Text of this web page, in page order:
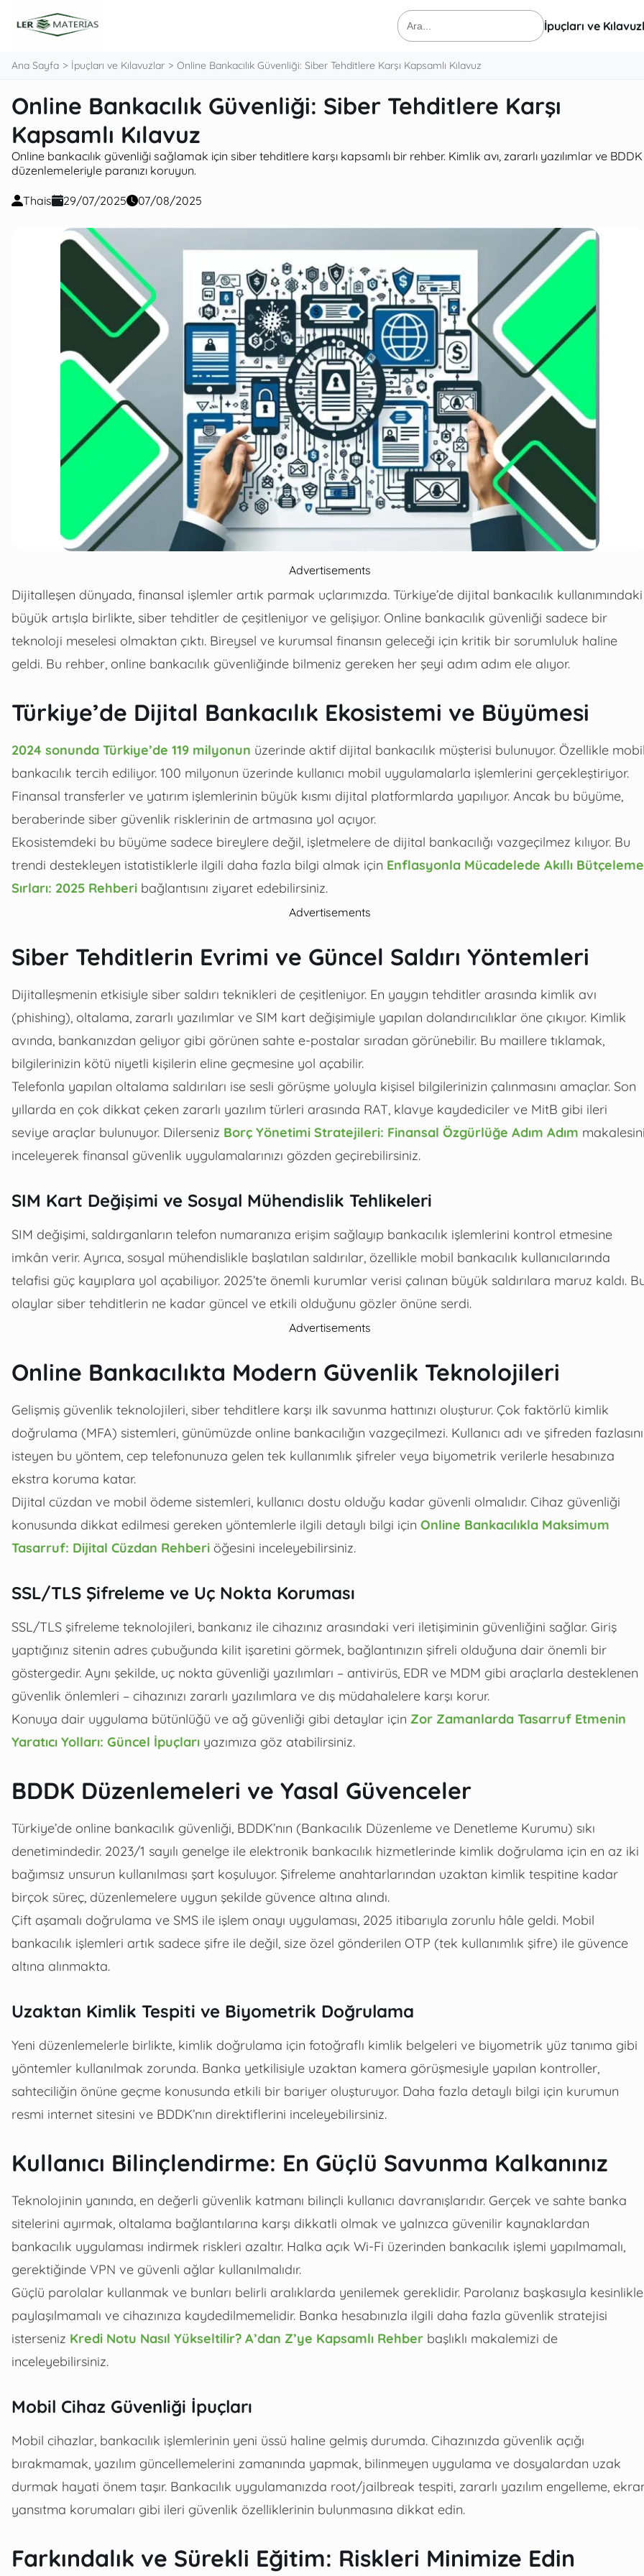
Ara: İpuçları ve
Ana Sayfa İpuçları ve Kılavuzlar Online Bankacılık Güvenliği: Siber Tehditlere Karşı Kapsamlı Kılavuz
Online Bankacılık Güvenliği: Siber Tehditlere Karşı
Kapsamlı Kılavuz
Online bankacılık güvenliği sağlamak için siber tehditlere karşı kapsamlı bir rehber. Kimlik avı, zararlı yazılımlar ve BDDK
düzenlemeleriyle paranızı koruyun.
Thais 29/07/2025 07/08/2025
Advertisements
Dijitalleşen dünyada, finansal işlemler artık parmak uçlarımızda. Türkiye’de dijital bankacılık kullanımındaki
büyük artışla birlikte, siber tehditler de çeşitleniyor ve gelişiyor. Online bankacılık güvenliği sadece bir
teknoloji meselesi olmaktan çıktı. Bireysel ve kurumsal finansın geleceği için kritik bir sorumluluk haline
geldi. Bu rehber, online bankacılık güvenliğinde bilmeniz gereken her şeyi adım adım ele alıyor.
Türkiye’de Dijital Bankacılık Ekosistemi ve Büyümesi
2024 sonunda Türkiye’de 119 milyonun üzerinde aktif dijital bankacılık müşterisi bulunuyor. Özellikle
bankacılık tercih ediliyor. 100 milyonun üzerinde kullanıcı mobil uygulamalarla işlemlerini gerçekleştiriyor.
Finansal transferler ve yatırım işlemlerinin büyük kısmı dijital platformlarda yapılıyor. Ancak bu büyüme,
beraberinde siber güvenlik risklerinin de artmasına yol açıyor.
Ekosistemdeki bu büyüme sadece bireylere değil, işletmelere de dijital bankacılığı vazgeçilmez kılıyor. Bu
trendi destekleyen istatistiklerle ilgili daha fazla bilgi almak için Enflasyonla Mücadelede Akıllı Bütçeleme
Sırları: 2025 Rehberi bağlantısını ziyaret edebilirsiniz.
Advertisements
Siber Tehditlerin Evrimi ve Güncel Saldırı Yöntemleri
Dijitalleşmenin etkisiyle siber saldırı teknikleri de çeşitleniyor. En yaygın tehditler arasında kimlik avı
(phishing), oltalama, zararlı yazılımlar ve SIM kart değişimiyle yapılan dolandırıcılıklar öne çıkıyor. Kimlik
avında, bankanızdan geliyor gibi görünen sahte e-postalar sıradan görünebilir. Bu maillere tıklamak,
bilgilerinizin kötü niyetli kişilerin eline geçmesine yol açabilir.
Telefonla yapılan oltalama saldırıları ise sesli görüşme yoluyla kişisel bilgilerinizin çalınmasını amaçlar. Son
yıllarda en çok dikkat çeken zararlı yazılım türleri arasında RAT, klavye kaydediciler ve MitB gibi ileri
seviye araçlar bulunuyor. Dilerseniz Borç Yönetimi Stratejileri: Finansal Özgürlüğe Adım Adım
inceleyerek finansal güvenlik uygulamalarınızı gözden geçirebilirsiniz.
SIM Kart Değişimi ve Sosyal Mühendislik Tehlikeleri
SIM değişimi, saldırganların telefon numaranıza erişim sağlayıp bankacılık işlemlerini kontrol etmesine
imkân verir. Ayrıca, sosyal mühendislikle başlatılan saldırılar, özellikle mobil bankacılık kullanıcılarında
telafisi güç kayıplara yol açabiliyor. 2025’te önemli kurumlar verisi çalınan büyük saldırılara maruz kaldı.
olaylar siber tehditlerin ne kadar güncel ve etkili olduğunu gözler önüne serdi.
Advertisements
Online Bankacılıkta Modern Güvenlik Teknolojileri
Gelişmiş güvenlik teknolojileri, siber tehditlere karşı ilk savunma hattınızı oluşturur. Çok faktörlü kimlik
doğrulama (MFA) sistemleri, günümüzde online bankacılığın vazgeçilmezi. Kullanıcı adı ve şifreden fazlasını
isteyen bu yöntem, cep telefonunuza gelen tek kullanımlık şifreler veya biyometrik verilerle hesabınıza
ekstra koruma katar.
Dijital cüzdan ve mobil ödeme sistemleri, kullanıcı dostu olduğu kadar güvenli olmalıdır. Cihaz güvenliği
konusunda dikkat edilmesi gereken yöntemlerle ilgili detaylı bilgi için Online Bankacılıkla Maksimum
Tasarruf: Dijital Cüzdan Rehberi öğesini inceleyebilirsiniz.
SSL/TLS Şifreleme ve Uç Nokta Koruması
SSL/TLS şifreleme teknolojileri, bankanız ile cihazınız arasındaki veri iletişiminin güvenliğini sağlar. Giriş
yaptığınız sitenin adres çubuğunda kilit işaretini görmek, bağlantınızın şifreli olduğuna dair önemli bir
göstergedir. Aynı şekilde, uç nokta güvenliği yazılımları – antivirüs, EDR ve MDM gibi araçlarla desteklenen
güvenlik önlemleri – cihazınızı zararlı yazılımlara ve dış müdahalelere karşı korur.
Konuya dair uygulama bütünlüğü ve ağ güvenliği gibi detaylar için Zor Zamanlarda Tasarruf Etmenin
Yaratıcı Yolları: Güncel İpuçları yazımıza göz atabilirsiniz.
BDDK Düzenlemeleri ve Yasal Güvenceler
Türkiye’de online bankacılık güvenliği, BDDK’nın (Bankacılık Düzenleme ve Denetleme Kurumu) sıkı
denetimindedir. 2023/1 sayılı genelge ile elektronik bankacılık hizmetlerinde kimlik doğrulama için en az iki
bağımsız unsurun kullanılması şart koşuluyor. Şifreleme anahtarlarından uzaktan kimlik tespitine kadar
birçok süreç, düzenlemelere uygun şekilde güvence altına alındı.
Çift aşamalı doğrulama ve SMS ile işlem onayı uygulaması, 2025 itibarıyla zorunlu hâle geldi. Mobil
bankacılık işlemleri artık sadece şifre ile değil, size özel gönderilen OTP (tek kullanımlık şifre) ile güvence
altına alınmakta.
Uzaktan Kimlik Tespiti ve Biyometrik Doğrulama
Yeni düzenlemelerle birlikte, kimlik doğrulama için fotoğraflı kimlik belgeleri ve biyometrik yüz tanıma gibi
yöntemler kullanılmak zorunda. Banka yetkilisiyle uzaktan kamera görüşmesiyle yapılan kontroller,
sahteciliğin önüne geçme konusunda etkili bir bariyer oluşturuyor. Daha fazla detaylı bilgi için kurumun
resmi internet sitesini ve BDDK’nın direktiflerini inceleyebilirsiniz.
Kullanıcı Bilinçlendirme: En Güçlü Savunma Kalkanınız
Teknolojinin yanında, en değerli güvenlik katmanı bilinçli kullanıcı davranışlarıdır. Gerçek ve sahte banka
sitelerini ayırmak, oltalama bağlantılarına karşı dikkatli olmak ve yalnızca güvenilir kaynaklardan
bankacılık uygulaması indirmek riskleri azaltır. Halka açık Wi-Fi üzerinden bankacılık işlemi yapılmamalı,
gerektiğinde VPN ve güvenli ağlar kullanılmalıdır.
Güçlü parolalar kullanmak ve bunları belirli aralıklarda yenilemek gereklidir. Parolanız başkasıyla kesinlikle
paylaşılmamalı ve cihazınıza kaydedilmemelidir. Banka hesabınızla ilgili daha fazla güvenlik stratejisi
isterseniz Kredi Notu Nasıl Yükseltilir? A’dan Z’ye Kapsamlı Rehber başlıklı makalemizi de
inceleyebilirsiniz.
Mobil Cihaz Güvenliği İpuçları
Mobil cihazlar, bankacılık işlemlerinin yeni üssü haline gelmiş durumda. Cihazınızda güvenlik açığı
bırakmamak, yazılım güncellemelerini zamanında yapmak, bilinmeyen uygulama ve dosyalardan uzak
durmak hayati önem taşır. Bankacılık uygulamanızda root/jailbreak tespiti, zararlı yazılım engelleme,
yansıtma korumaları gibi ileri güvenlik özelliklerinin bulunmasına dikkat edin.
Farkındalık ve Sürekli Eğitim: Riskleri Minimize Edin